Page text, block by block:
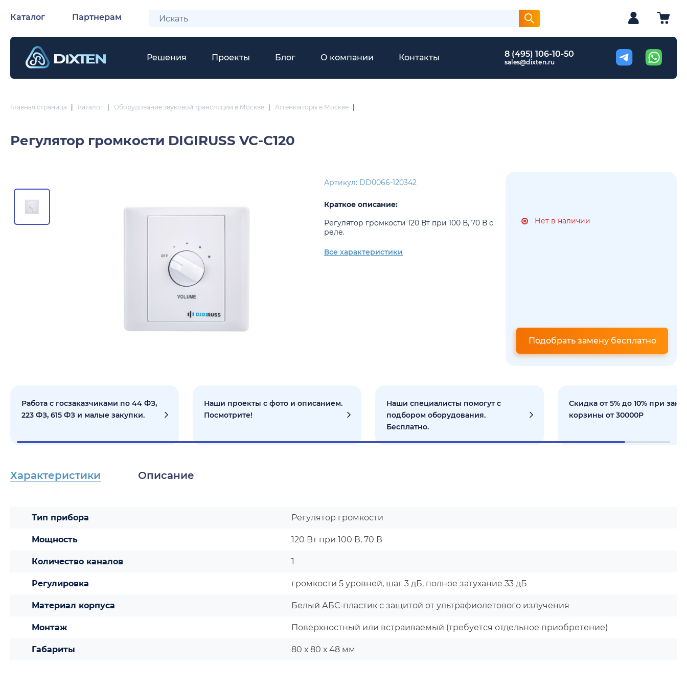
Каталог Партнерам
Решения Проекты Блог О компании Контакты 8 (495) 106-10-50
sales@dixten.ru
Главная страница Каталог Оборудование звуковой трансляции в Москве Аттенюаторы в Москве
Регулятор громкости DIGIRUSS VC-C120
Артикул: DD0066-120342
Краткое описание:
Регулятор громкости 120 Вт при 100 В, 70 В с
реле.
Все характеристики
Нет в наличии
Подобрать замену бесплатно
Работа с госзаказчиками по 44 ФЗ,
223 ФЗ, 615 ФЗ и малые закупки.
Наши проекты с фото и описанием.
Посмотрите!
Наши специалисты помогут с
подбором оборудования.
Бесплатно.
Скидка от 5% до 10% при
корзины от 30000Р
Характеристики Описание
Тип прибора Регулятор громкости
Мощность 120 Вт при 100 В, 70 В
Количество каналов 1
Регулировка громкости 5 уровней, шаг 3 дБ, полное затухание 33 дБ
Материал корпуса Белый АБС-пластик с защитой от ультрафиолетового излучения
Монтаж Поверхностный или встраиваемый (требуется отдельное приобретение)
Габариты 80 х 80 х 48 мм